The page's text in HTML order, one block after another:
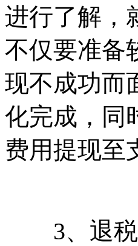
进行了解，
不仅要准备
现不成功而
化完成，同
费用提现至
3、退税